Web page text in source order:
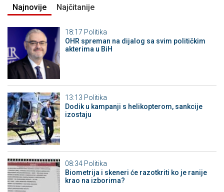
Najnovije Najčitanije
18:17 Politika
OHR spreman na dijalog sa svim političkim
akterima u BiH
13:13 Politika
Dodik u kampanji s helikopterom, sankcije
izostaju
08:34 Politika
Biometrija i skeneri će razotkriti ko je ranije
krao na izborima?